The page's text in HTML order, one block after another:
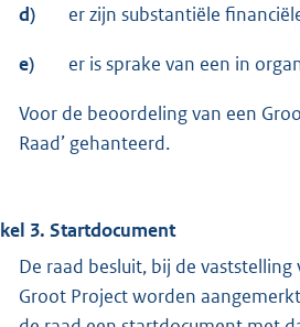
d) er zijn substantiële
e) er is sprake van een in
Voor de beoordeling van een
Raad’ gehanteerd.
3. Startdocument
De raad besluit, bij de
Groot Project worden